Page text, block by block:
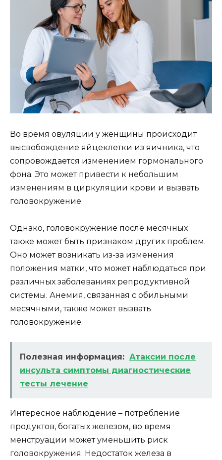
Во время овуляции у женщины происходит
высвобождение яйцеклетки из яичника, что
сопровождается изменением гормонального
фона. Это может привести к небольшим
изменениям в циркуляции крови и вызвать
головокружение.
Однако, головокружение после месячных
также может быть признаком других проблем.
Оно может возникать из-за изменения
положения матки, что может наблюдаться при
различных заболеваниях репродуктивной
системы. Анемия, связанная с обильными
месячными, также может вызвать
головокружение.
Полезная информация: Атаксии после
инсульта симптомы диагностические
тесты лечение
Интересное наблюдение – потребление
продуктов, богатых железом, во время
менструации может уменьшить риск
головокружения. Недостаток железа в